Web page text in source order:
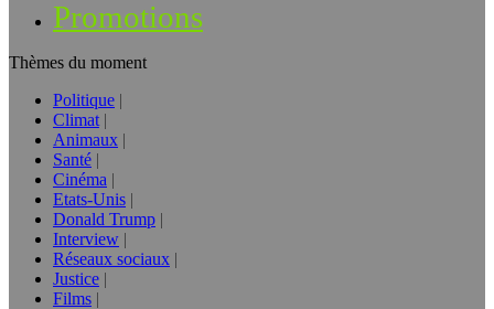
Promotions
Thèmes du moment
Politique
Climat
Animaux
Santé
Cinéma
Etats-Unis
Donald Trump
Interview
Réseaux sociaux
Justice
Films